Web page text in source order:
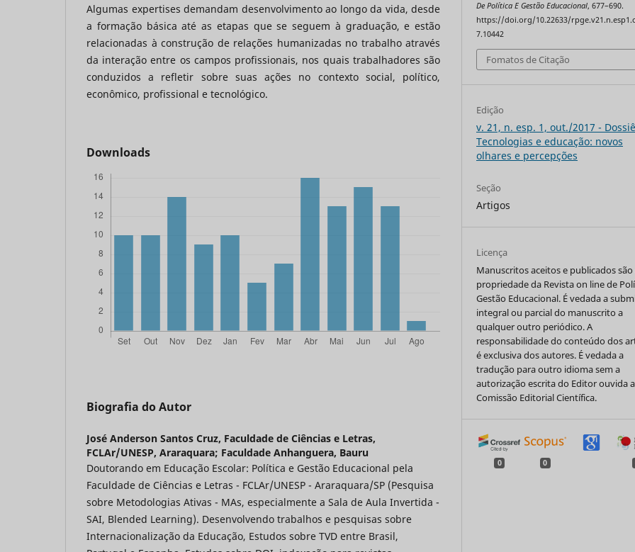
Algumas expertises demandam desenvolvimento ao longo da vida, desde
a formação básica até as etapas que se seguem à graduação, e estão
relacionadas à construção de relações humanizadas no trabalho através
da interação entre os campos profissionais, nos quais trabalhadores são
conduzidos a refletir sobre suas ações no contexto social, político,
econômico, profissional e tecnológico.
Downloads
Biografia do Autor
José Anderson Santos Cruz, Faculdade de Ciências e Letras,
FCLAr/UNESP, Araraquara; Faculdade Anhanguera, Bauru
Doutorando em Educação Escolar: Política e Gestão Educacional pela
Faculdade de Ciências e Letras - FCLAr/UNESP - Araraquara/SP (Pesquisa
sobre Metodologias Ativas - MAs, especialmente a Sala de Aula Invertida -
SAI, Blended Learning). Desenvolvendo trabalhos e pesquisas sobre
Internacionalização da Educação, Estudos sobre TVD entre Brasil,
De Política E Gestão Educacional, 677–690.
https://doi.org/10.22633/
7.10442
Fomatos de Citação
Edição
v. 21, n. esp. 1, out./2017 - Dossiê
Tecnologias e educação: novos
olhares e percepções
Seção
Artigos
Licença
Manuscritos aceitos e publicados são
propriedade da Revista on line de
Gestão Educacional. É vedada a
integral ou parcial do manuscrito a
qualquer outro periódico. A
responsabilidade do conteúdo dos
é exclusiva dos autores. É vedada a
tradução para outro idioma sem a
autorização escrita do Editor ouvida a
Comissão Editorial Científica.
0 0